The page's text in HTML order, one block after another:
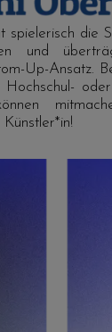
spielerisch die
und
Up-Ansatz.